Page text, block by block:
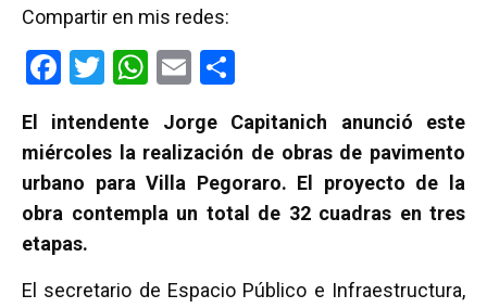
Compartir en mis redes:
F
ce
b
o
o
k
T
tt
er
W
at
s
A
p
E
ail m
p
ar
El intendente Jorge Capitanich anunció este
miércoles la realización de obras de pavimento
urbano para Villa Pegoraro. El proyecto de la
obra contempla un total de 32 cuadras en tres
etapas.
El secretario de Espacio Público e Infraestructura,